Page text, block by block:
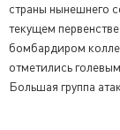
страны нынешнего
текущем
бомбардиром
отметились
Большая группа